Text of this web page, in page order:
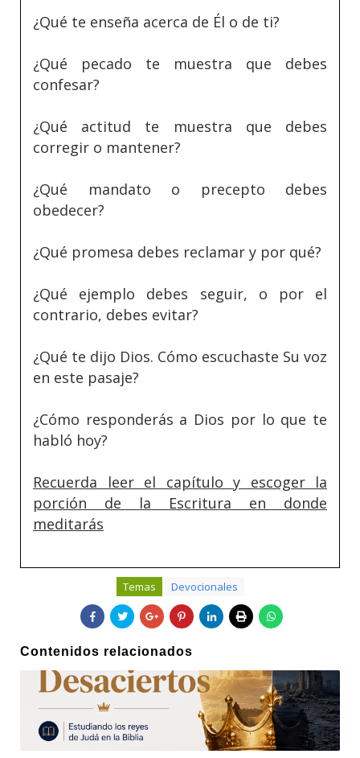
¿Qué te enseña acerca de Él o de ti?
¿Qué pecado te muestra que debes
confesar?
¿Qué actitud te muestra que debes
corregir o mantener?
¿Qué mandato o precepto debes
obedecer?
¿Qué promesa debes reclamar y por qué?
¿Qué ejemplo debes seguir, o por el
contrario, debes evitar?
¿Qué te dijo Dios. Cómo escuchaste Su voz
en este pasaje?
¿Cómo responderás a Dios por lo que te
habló hoy?
Recuerda leer el capítulo y escoger la
porción de la Escritura en donde
meditarás
Temas Devocionales
Contenidos relacionados